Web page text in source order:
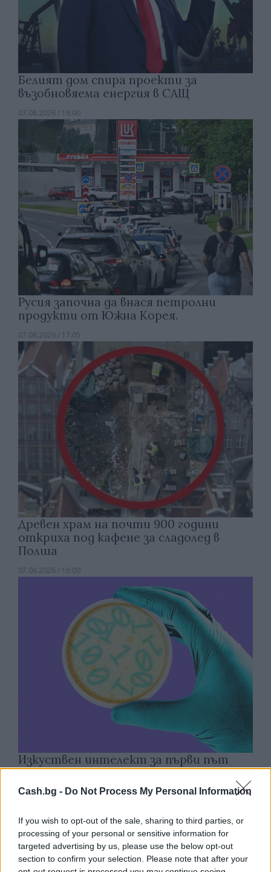
Cash.bg - Do Not Process My Personal Information
If you wish to opt-out of the sale, sharing to third parties, or
processing of your personal or sensitive information for
targeted advertising by us, please use the below opt-out
section to confirm your selection. Please note that after your
Белият дом спира проекти за
възобновяема енергия в САЩ
07.08.2026 / 18:00
Русия започна да внася петролни
продукти от Южна Корея.
07.08.2026 / 17:05
Древен храм на почти 900 години
откриха под кафене за сладолед в
Полша
07.08.2026 / 16:00
Изкуствен интелект за първи път
създаде нови жизнеспособни вируси
07.08.2026 / 15:30